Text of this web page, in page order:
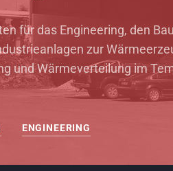
für das Engineering, den
zur
und Wärmeverteilung im
ENGINEERING